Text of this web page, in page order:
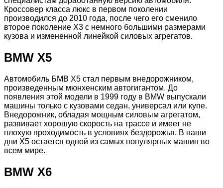
Кроссовер класса люкс в первом поколении
производился до 2010 года, после чего его сменило
второе поколение X3 с немного большими размерами
кузова и измененной линейкой силовых агрегатов.
BMW X5
Автомобиль БМВ Х5 стал первым внедорожником,
произведенным мюнхенским автогигантом. До
появления этой модели в 1999 году в BMW выпускали
машины только с кузовами седан, универсал или купе.
Внедорожник, обладая мощным силовым агрегатом,
развивает хорошую скорость на трассе и имеет не
плохую проходимость в условиях бездорожья. В наши
дни X5 остается одной из самых популярных машин во
всем мире.
BMW X6